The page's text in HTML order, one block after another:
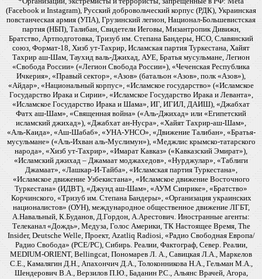
(Facebook и Instagram), Русский добровольческий корпус (РДК), Украинская
повстанческая армия (УПА), Грузинский легион, Национал-Большевистская
партия (НБП), Талибан, Свидетели Иеговы, Мизантропик Дивижн,
Братство, Артподготовка, Тризуб им. Степана Бандеры, НСО, Славянский
союз, Формат-18, Хизб ут-Тахрир, Исламская партия Туркестана, Хайят
Тахрир аш-Шам, Таухид валь-Джихад, АУЕ, Братья мусульмане, Легион
«Свобода России» («Легион Свобода России»), «Чеченская Республика
Ичкерия», «Правый сектор», «Азов» (батальон «Азов», полк «Азов»),
«Айдар», «Национальный корпус», «Исламское государство» («Исламское
Государство Ирака и Сирии», «Исламское Государство Ирака и Леванта»,
«Исламское Государство Ирака и Шама», ИГ, ИГИЛ, ДАИШ), «Джабхат
Фатх аш-Шам», «Священная война» («Аль-Джихад» или «Египетский
исламский джихад»), «Джабхат ан-Нусра», «Хайят Тахрир-аш-Шам»,
«Аль-Каида», «Аш-Шабаб», «УНА-УНСО», «Движение Талибан», «Братья-
мусульмане» («Аль-Ихван аль-Муслимун»), «Меджлис крымско-татарского
народа», «Хизб ут-Тахрир», «Имарат Кавказ» («Кавказский Эмират»),
«Исламский джихад – Джамаат моджахедов», «Нурджулар», «Таблиги
Джамаат», «Лашкар-И-Тайба», «Исламская партия Туркестана»,
«Исламское движение Узбекистана», «Исламское движение Восточного
Туркестана» (ИДВТ), «Джунд аш-Шам», «АУМ Синрике», «Братство»
Корчинского, «Тризуб им. Степана Бандеры», «Организация украинских
националистов» (ОУН), международное общественное движение ЛГБТ,
А.Навальный, К.Буданов, Д.Гордон, А.Арестович. Иностранные агенты:
Телеканал «Дождь», Медуза, Голос Америки, ТК Настоящее Время, The
Insider, Deutsche Welle, Проект, Azatliq Radiosi, «Радио Свободная Европа/
Радио Свобода» (PCE/PC), Сибирь. Реалии, Фактограф, Север. Реалии,
MEDIUM-ORIENT, Bellingcat, Пономарев Л. А., Савицкая Л.А., Маркелов
С.Е., Камалягин Д.Н., Апахончич Д.А., Толоконникова Н.А., Гельман М.А.,
Шендерович В.А., Верзилов П.Ю., Баданин Р.С., Альянс Врачей, Агора,